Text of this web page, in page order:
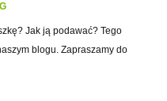
Jak ją podawać? Tego
blogu. Zapraszamy do